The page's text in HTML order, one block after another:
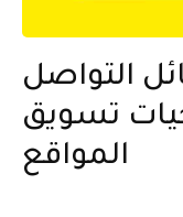
التواصل
تسويق
المواقع